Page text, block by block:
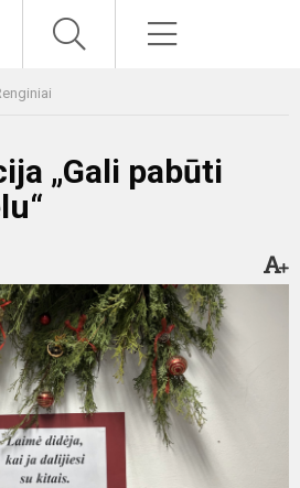
„Gali pabūti